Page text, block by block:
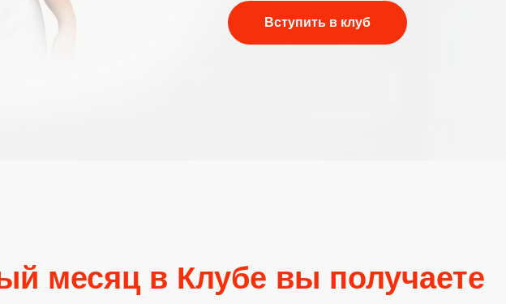
Вступить в клуб
месяц в Клубе вы получаете